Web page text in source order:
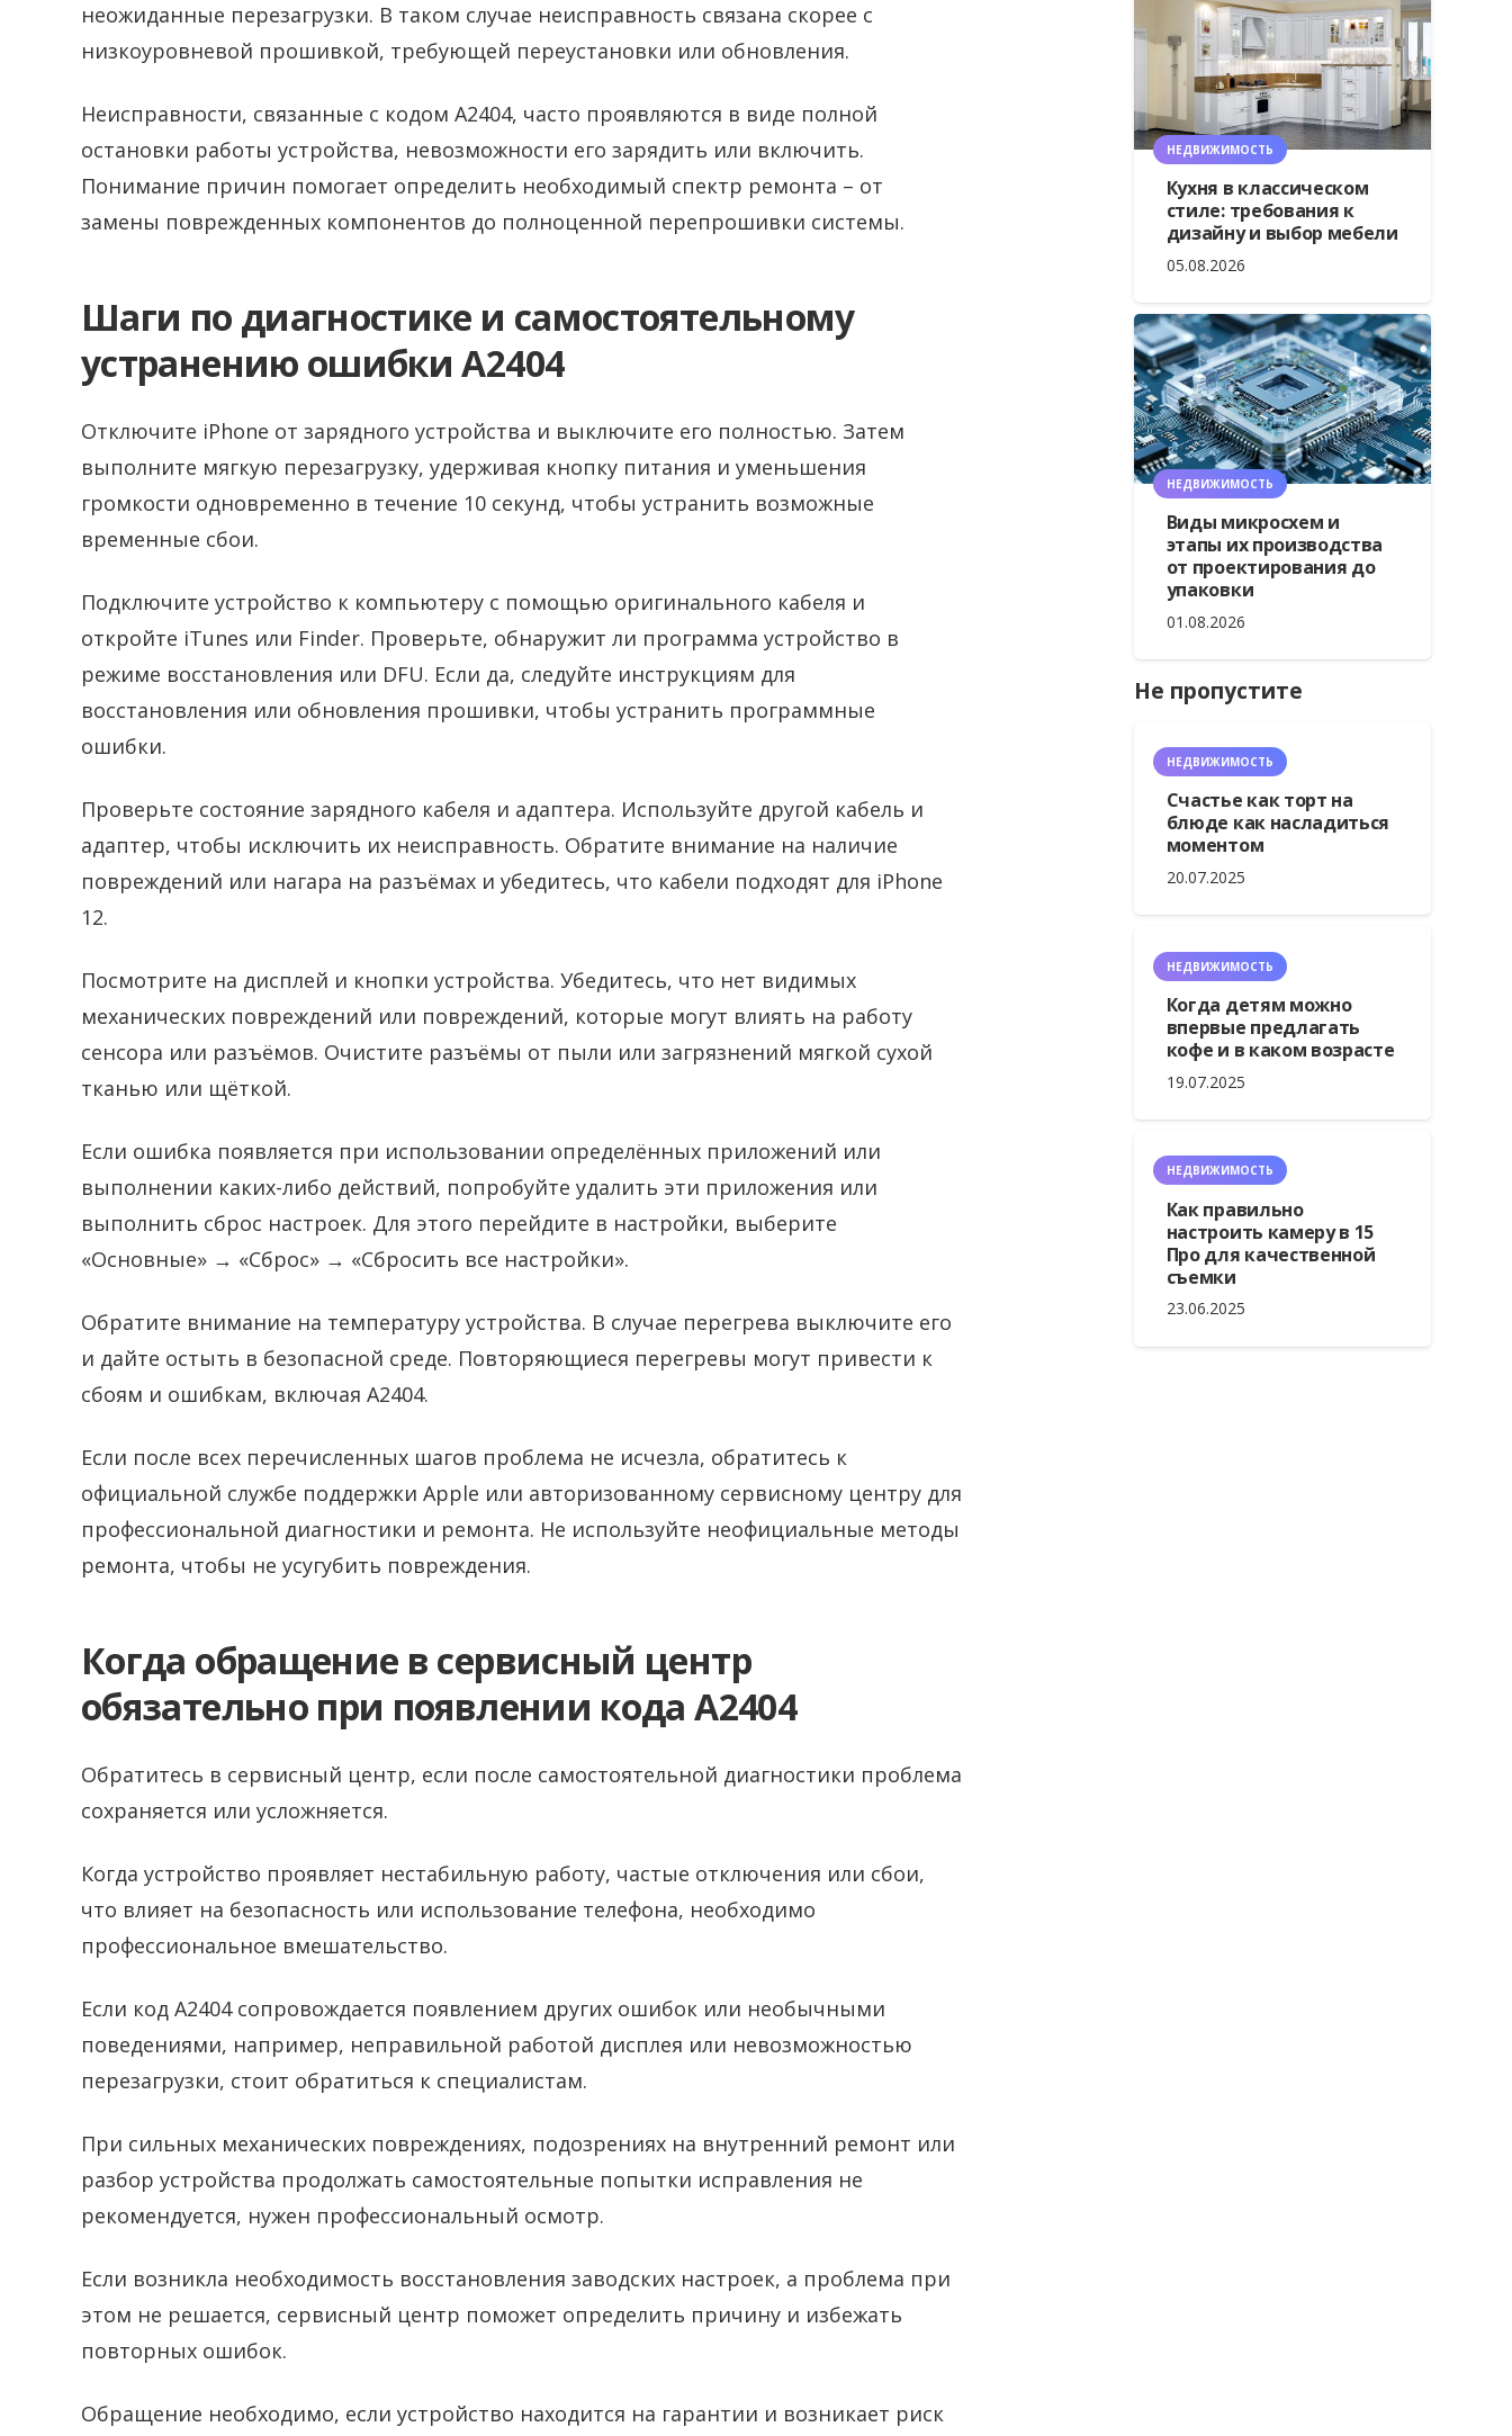
неожиданные перезагрузки. В таком случае неисправность связана скорее с
низкоуровневой прошивкой, требующей переустановки или обновления.
Неисправности, связанные с кодом A2404, часто проявляются в виде полной
остановки работы устройства, невозможности его зарядить или включить.
Понимание причин помогает определить необходимый спектр ремонта – от
замены поврежденных компонентов до полноценной перепрошивки системы.
Шаги по диагностике и самостоятельному
устранению ошибки A2404
Отключите iPhone от зарядного устройства и выключите его полностью. Затем
выполните мягкую перезагрузку, удерживая кнопку питания и уменьшения
громкости одновременно в течение 10 секунд, чтобы устранить возможные
временные сбои.
Подключите устройство к компьютеру с помощью оригинального кабеля и
откройте iTunes или Finder. Проверьте, обнаружит ли программа устройство в
режиме восстановления или DFU. Если да, следуйте инструкциям для
восстановления или обновления прошивки, чтобы устранить программные
ошибки.
Проверьте состояние зарядного кабеля и адаптера. Используйте другой кабель и
адаптер, чтобы исключить их неисправность. Обратите внимание на наличие
повреждений или нагара на разъёмах и убедитесь, что кабели подходят для iPhone
12.
Посмотрите на дисплей и кнопки устройства. Убедитесь, что нет видимых
механических повреждений или повреждений, которые могут влиять на работу
сенсора или разъёмов. Очистите разъёмы от пыли или загрязнений мягкой сухой
тканью или щёткой.
Если ошибка появляется при использовании определённых приложений или
выполнении каких-либо действий, попробуйте удалить эти приложения или
выполнить сброс настроек. Для этого перейдите в настройки, выберите
«Основные» → «Сброс» → «Сбросить все настройки».
Обратите внимание на температуру устройства. В случае перегрева выключите его
и дайте остыть в безопасной среде. Повторяющиеся перегревы могут привести к
сбоям и ошибкам, включая A2404.
Если после всех перечисленных шагов проблема не исчезла, обратитесь к
официальной службе поддержки Apple или авторизованному сервисному центру для
профессиональной диагностики и ремонта. Не используйте неофициальные методы
ремонта, чтобы не усугубить повреждения.
Когда обращение в сервисный центр
обязательно при появлении кода A2404
Обратитесь в сервисный центр, если после самостоятельной диагностики проблема
сохраняется или усложняется.
Когда устройство проявляет нестабильную работу, частые отключения или сбои,
что влияет на безопасность или использование телефона, необходимо
профессиональное вмешательство.
Если код A2404 сопровождается появлением других ошибок или необычными
поведениями, например, неправильной работой дисплея или невозможностью
перезагрузки, стоит обратиться к специалистам.
При сильных механических повреждениях, подозрениях на внутренний ремонт или
разбор устройства продолжать самостоятельные попытки исправления не
рекомендуется, нужен профессиональный осмотр.
Если возникла необходимость восстановления заводских настроек, а проблема при
этом не решается, сервисный центр поможет определить причину и избежать
повторных ошибок.
Обращение необходимо, если устройство находится на гарантии и возникает риск
НЕДВИЖИМОСТЬ
Кухня в классическом
стиле: требования к
дизайну и выбор мебели
05.08.2026
НЕДВИЖИМОСТЬ
Виды микросхем и
этапы их производства
от проектирования до
упаковки
01.08.2026
Не пропустите
НЕДВИЖИМОСТЬ
Счастье как торт на
блюде как насладиться
моментом
20.07.2025
НЕДВИЖИМОСТЬ
Когда детям можно
впервые предлагать
кофе и в каком возрасте
19.07.2025
НЕДВИЖИМОСТЬ
Как правильно
настроить камеру в 15
Про для качественной
съемки
23.06.2025